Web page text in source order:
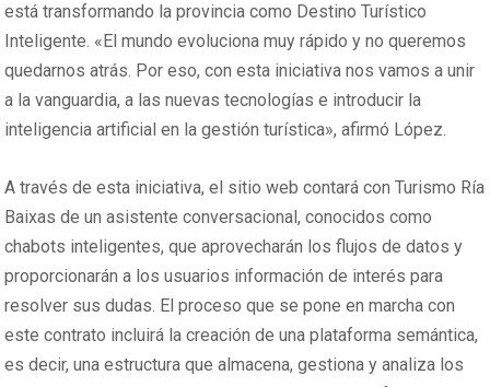
está transformando la provincia como Destino Turístico
Inteligente. «El mundo evoluciona muy rápido y no queremos
quedarnos atrás. Por eso, con esta iniciativa nos vamos a unir
a la vanguardia, a las nuevas tecnologías e introducir la
inteligencia artificial en la gestión turística», afirmó López.
A través de esta iniciativa, el sitio web contará con Turismo Ría
Baixas de un asistente conversacional, conocidos como
chabots inteligentes, que aprovecharán los flujos de datos y
proporcionarán a los usuarios información de interés para
resolver sus dudas. El proceso que se pone en marcha con
este contrato incluirá la creación de una plataforma semántica,
es decir, una estructura que almacena, gestiona y analiza los